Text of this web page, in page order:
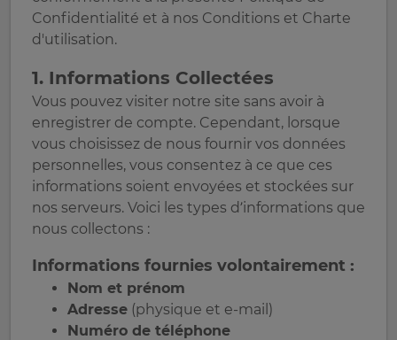
Confidentialité et à nos Conditions et Charte
d'utilisation.
1. Informations Collectées
Vous pouvez visiter notre site sans avoir à
enregistrer de compte. Cependant, lorsque
vous choisissez de nous fournir vos données
personnelles, vous consentez à ce que ces
informations soient envoyées et stockées sur
nos serveurs. Voici les types d’informations que
nous collectons :
Informations fournies volontairement :
Nom et prénom
Adresse (physique et e-mail)
Numéro de téléphone